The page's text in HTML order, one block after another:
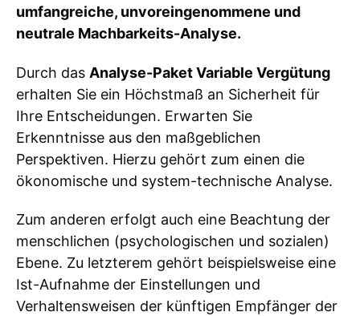
umfangreiche, unvoreingenommene und
neutrale Machbarkeits-Analyse.
Durch das Analyse-Paket Variable Vergütung
erhalten Sie ein Höchstmaß an Sicherheit für
Ihre Entscheidungen. Erwarten Sie
Erkenntnisse aus den maßgeblichen
Perspektiven. Hierzu gehört zum einen die
ökonomische und system-technische Analyse.
Zum anderen erfolgt auch eine Beachtung der
menschlichen (psychologischen und sozialen)
Ebene. Zu letzterem gehört beispielsweise eine
Ist-Aufnahme der Einstellungen und
Verhaltensweisen der künftigen Empfänger der